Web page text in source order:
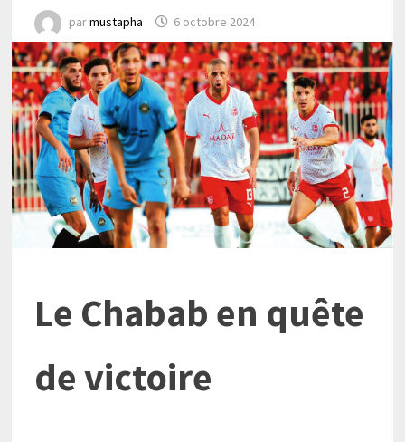
parmustapha 6 octobre 2024
Le Chabab en quête
de victoire